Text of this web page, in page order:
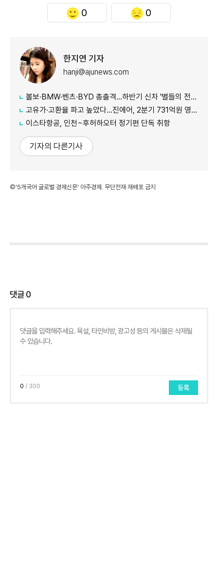
0 0
한지연 기자
hanji@ajunews.com
볼보·BMW·벤츠·BYD 총출격...하반기 신차 '별들의 전쟁'
고유가·고환율 파고 높았다…진에어, 2분기 731억원 영업적자
이스타항공, 인천~후허하오터 정기편 단독 취항
기자의 다른기사
©'5개국어 글로벌 경제신문' 아주경제. 무단전재·재배포 금지
댓글0
0 / 300 등록